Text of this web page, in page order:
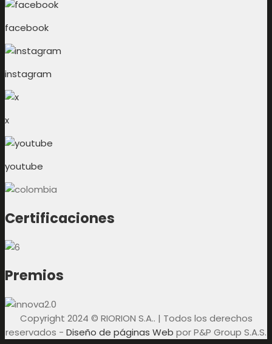
facebook
instagram
x
youtube
Certificaciones
Premios
Copyright 2024 © RIORION S.A.. | Todos los derechos
reservados - Diseño de páginas Web por P&P Group S.A.S.